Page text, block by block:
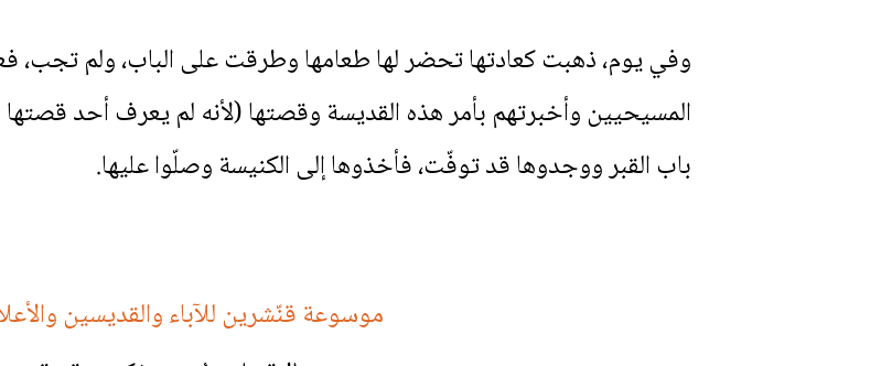
وفي يوم، ذهبت كعادتها تحضر لها طعامها وطرقت على الباب، ولم تجب،
المسيحيين وأخبرتهم بأمر هذه القديسة وقصتها (لأنه لم يعرف أحد
باب القبر ووجدوها قد توفّت، فأخذوها إلى الكنيسة وصلّوا عليها.
موسوعة قنّشرين للآباء والقديسين